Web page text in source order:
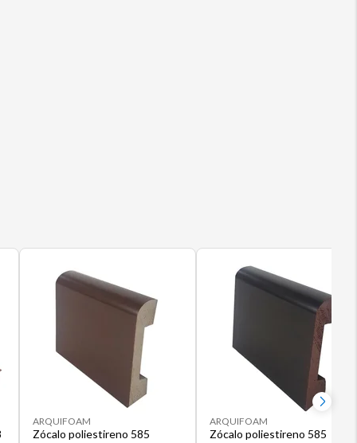
ARQUIFOAM
Zócalo poliestireno 585
ARQUIFOAM
Zócalo poliestireno 585